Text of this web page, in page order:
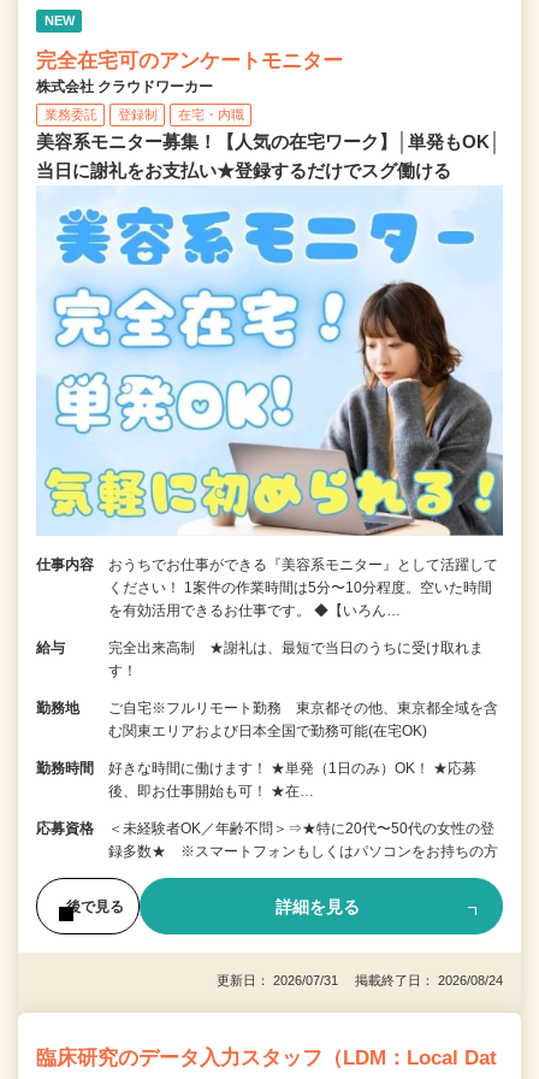
NEW
完全在宅可のアンケートモニター
株式会社 クラウドワーカー
業務委託 登録制 在宅・内職
美容系モニター募集！【人気の在宅ワーク】│単発もOK│
当日に謝礼をお支払い★登録するだけでスグ働ける
仕事内容
おうちでお仕事ができる『美容系モニター』として活躍して
ください！ 1案件の作業時間は5分〜10分程度。空いた時間
を有効活用できるお仕事です。 ◆【いろん…
給与
完全出来高制 ★謝礼は、最短で当日のうちに受け取れま
す！
勤務地
ご自宅※フルリモート勤務 東京都その他、東京都全域を含
む関東エリアおよび日本全国で勤務可能(在宅OK)
勤務時間
好きな時間に働けます！ ★単発（1日のみ）OK！ ★応募
後、即お仕事開始も可！ ★在…
応募資格
＜未経験者OK／年齢不問＞⇒★特に20代〜50代の女性の登
録多数★ ※スマートフォンもしくはパソコンをお持ちの方
後で見る 詳細を見る
更新日： 2026/07/31 掲載終了日： 2026/08/24
臨床研究のデータ入力スタッフ（LDM：Local Dat